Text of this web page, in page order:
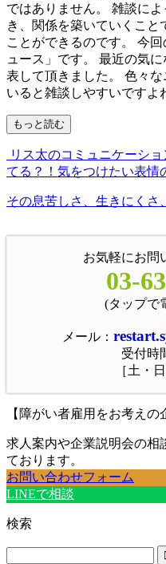
ではありません。 雑談に
き、関係を築いていくこと
ことができるのです。 今
ュース」です。 最近の気
表して頂きました。 色々
いると雑談しやすいですよ
もっと読む
リス太のコミュニケーシ
てる？！気をつけたい表情
その息苦しさ、生きにくさ
お気軽にお問
03-
(タップで
メール：
受付時
［土・
【障がい者雇用をお考えの
求人案内や企業説明会の相
ております。
お問い合わせフォーム
LINEで相談
検索